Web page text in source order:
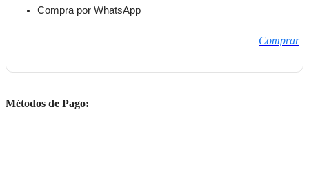
Compra por WhatsApp
Comprar
Métodos de Pago: